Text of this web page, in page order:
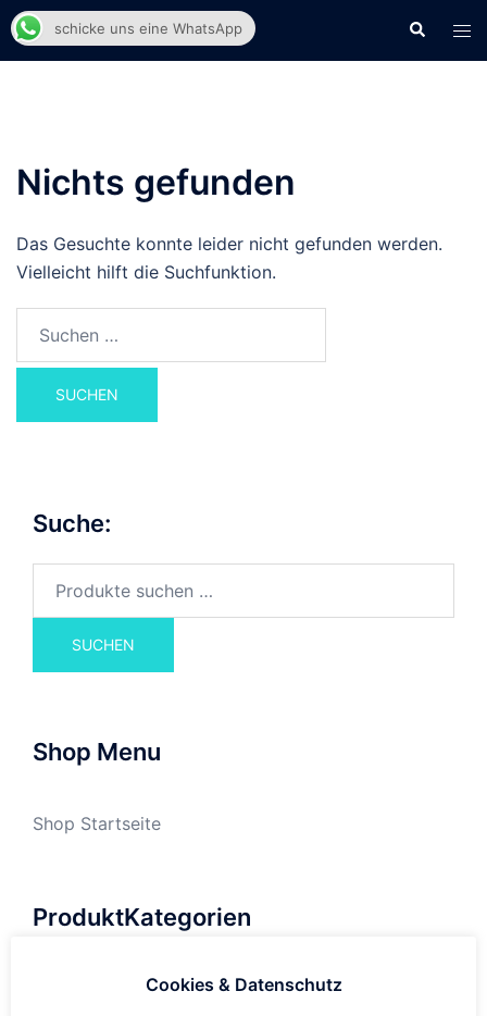
Zum
Inhalt
Suche
Nichts gefunden
Das Gesuchte konnte leider nicht gefunden werden.
Vielleicht hilft die Suchfunktion.
Suche:
SUCHEN
Shop Menu
Shop Startseite
ProduktKategorien
Stand Up PaddlingCookies & Datenschutz
schicke uns eine WhatsApp